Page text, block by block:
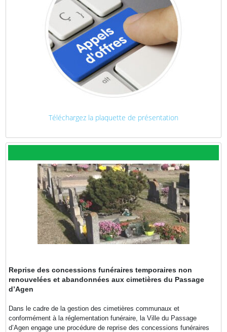
Téléchargez la plaquette de présentation
Reprise des concessions funéraires temporaires non
renouvelées et abandonnées aux cimetières du Passage
d’Agen
Dans le cadre de la gestion des cimetières communaux et
conformément à la réglementation funéraire, la Ville du Passage
d’Agen engage une procédure de reprise des concessions funéraires